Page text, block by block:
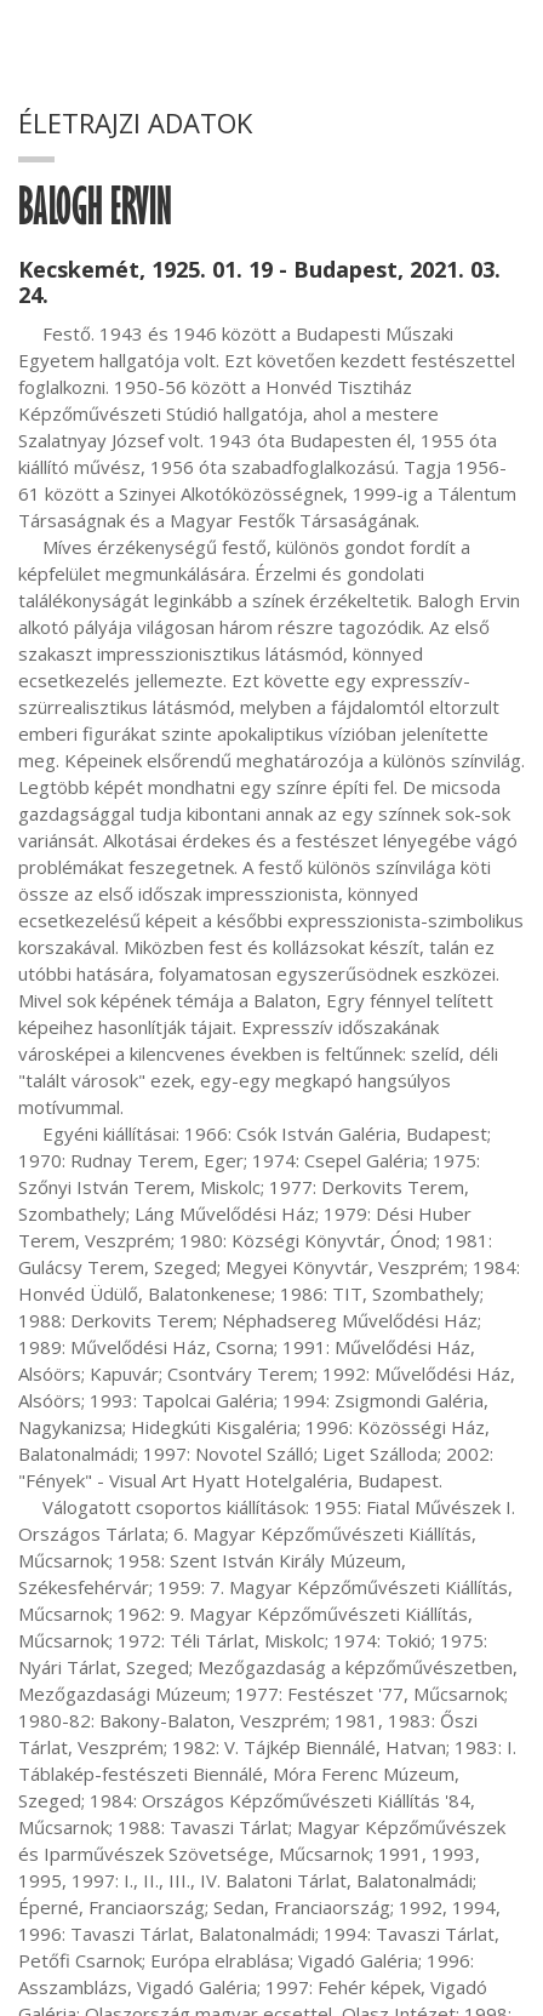
ÉLETRAJZI ADATOK
BALOGH ERVIN
Kecskemét, 1925. 01. 19 - Budapest, 2021. 03.
24.
Egyetem hallgatója volt. Ezt követően kezdett festészettel
foglalkozni. 1950-56 között a Honvéd Tisztiház
Képzőművészeti Stúdió hallgatója, ahol a mestere
Szalatnyay József volt. 1943 óta Budapesten él, 1955 óta
kiállító művész, 1956 óta szabadfoglalkozású. Tagja 1956-
61 között a Szinyei Alkotóközösségnek, 1999-ig a Tálentum
Társaságnak és a Magyar Festők Társaságának.
képfelület megmunkálására. Érzelmi és gondolati
találékonyságát leginkább a színek érzékeltetik. Balogh Ervin
alkotó pályája világosan három részre tagozódik. Az első
szakaszt impresszionisztikus látásmód, könnyed
ecsetkezelés jellemezte. Ezt követte egy expresszív-
szürrealisztikus látásmód, melyben a fájdalomtól eltorzult
emberi figurákat szinte apokaliptikus vízióban jelenítette
meg. Képeinek elsőrendű meghatározója a különös színvilág.
Legtöbb képét mondhatni egy színre építi fel. De micsoda
gazdagsággal tudja kibontani annak az egy színnek sok-sok
variánsát. Alkotásai érdekes és a festészet lényegébe vágó
problémákat feszegetnek. A festő különös színvilága köti
össze az első időszak impresszionista, könnyed
ecsetkezelésű képeit a későbbi expresszionista-szimbolikus
korszakával. Miközben fest és kollázsokat készít, talán ez
utóbbi hatására, folyamatosan egyszerűsödnek eszközei.
Mivel sok képének témája a Balaton, Egry fénnyel telített
képeihez hasonlítják tájait. Expresszív időszakának
városképei a kilencvenes években is feltűnnek: szelíd, déli
"talált városok" ezek, egy-egy megkapó hangsúlyos
motívummal.
1970: Rudnay Terem, Eger; 1974: Csepel Galéria; 1975:
Szőnyi István Terem, Miskolc; 1977: Derkovits Terem,
Szombathely; Láng Művelődési Ház; 1979: Dési Huber
Terem, Veszprém; 1980: Községi Könyvtár, Ónod; 1981:
Gulácsy Terem, Szeged; Megyei Könyvtár, Veszprém; 1984:
Honvéd Üdülő, Balatonkenese; 1986: TIT, Szombathely;
1988: Derkovits Terem; Néphadsereg Művelődési Ház;
1989: Művelődési Ház, Csorna; 1991: Művelődési Ház,
Alsóörs; Kapuvár; Csontváry Terem; 1992: Művelődési Ház,
Alsóörs; 1993: Tapolcai Galéria; 1994: Zsigmondi Galéria,
Nagykanizsa; Hidegkúti Kisgaléria; 1996: Közösségi Ház,
Balatonalmádi; 1997: Novotel Szálló; Liget Szálloda; 2002:
"Fények" - Visual Art Hyatt Hotelgaléria, Budapest.
Országos Tárlata; 6. Magyar Képzőművészeti Kiállítás,
Műcsarnok; 1958: Szent István Király Múzeum,
Székesfehérvár; 1959: 7. Magyar Képzőművészeti Kiállítás,
Műcsarnok; 1962: 9. Magyar Képzőművészeti Kiállítás,
Műcsarnok; 1972: Téli Tárlat, Miskolc; 1974: Tokió; 1975:
Nyári Tárlat, Szeged; Mezőgazdaság a képzőművészetben,
Mezőgazdasági Múzeum; 1977: Festészet '77, Műcsarnok;
1980-82: Bakony-Balaton, Veszprém; 1981, 1983: Őszi
Tárlat, Veszprém; 1982: V. Tájkép Biennálé, Hatvan; 1983: I.
Táblakép-festészeti Biennálé, Móra Ferenc Múzeum,
Szeged; 1984: Országos Képzőművészeti Kiállítás '84,
Műcsarnok; 1988: Tavaszi Tárlat; Magyar Képzőművészek
és Iparművészek Szövetsége, Műcsarnok; 1991, 1993,
1995, 1997: I., II., III., IV. Balatoni Tárlat, Balatonalmádi;
Éperné, Franciaország; Sedan, Franciaország; 1992, 1994,
1996: Tavaszi Tárlat, Balatonalmádi; 1994: Tavaszi Tárlat,
Petőfi Csarnok; Európa elrablása; Vigadó Galéria; 1996:
Asszamblázs, Vigadó Galéria; 1997: Fehér képek, Vigadó